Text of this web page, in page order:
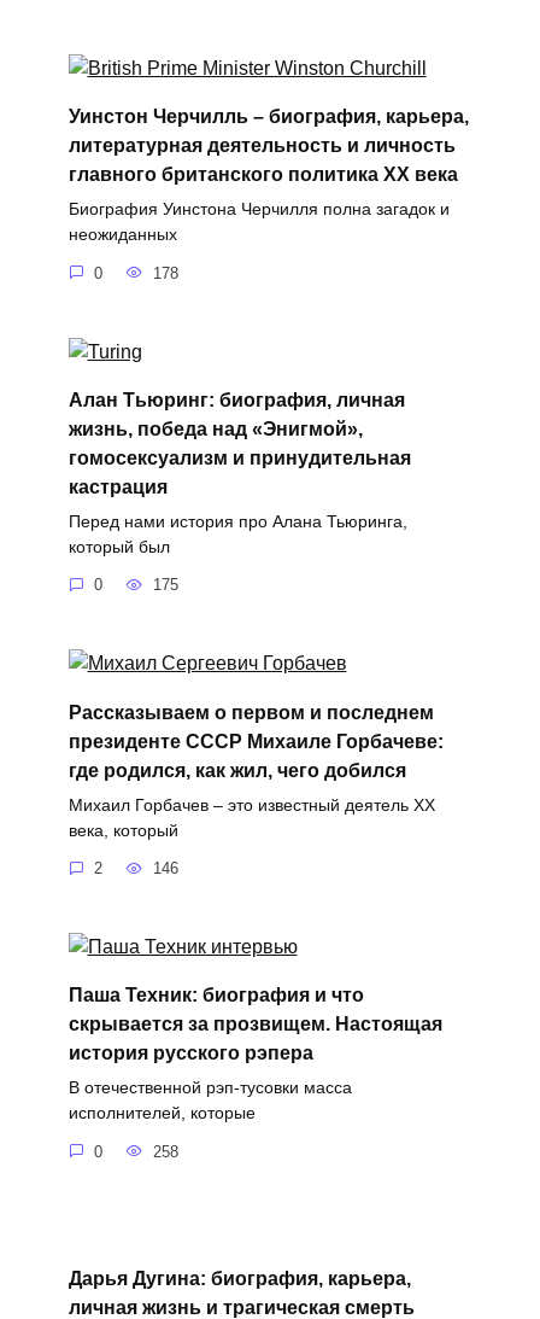
Уинстон Черчилль – биография, карьера,
литературная деятельность и личность
главного британского политика XX века
Биография Уинстона Черчилля полна загадок и
неожиданных
0 178
Алан Тьюринг: биография, личная
жизнь, победа над «Энигмой»,
гомосексуализм и принудительная
кастрация
Перед нами история про Алана Тьюринга,
который был
0 175
Рассказываем о первом и последнем
президенте СССР Михаиле Горбачеве:
где родился, как жил, чего добился
Михаил Горбачев – это известный деятель XX
века, который
2 146
Паша Техник: биография и что
скрывается за прозвищем. Настоящая
история русского рэпера
В отечественной рэп-тусовки масса
исполнителей, которые
0 258
Дарья Дугина: биография, карьера,
личная жизнь и трагическая смерть